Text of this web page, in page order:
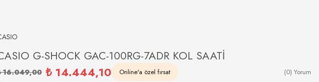
G-SHOCK GAC-100RG-7ADR KOL SAATİ
16.049,00 ₺ 14.444,10 Online'a özel fırsat (0) Yorum